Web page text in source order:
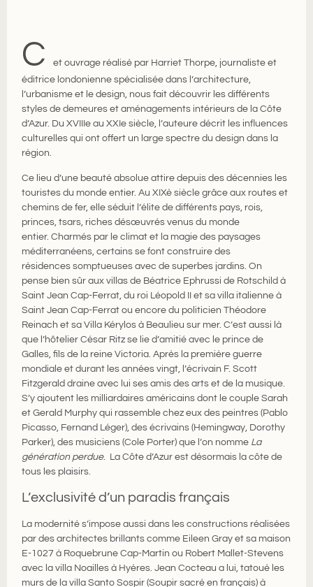
C
et ouvrage réalisé par Harriet Thorpe, journaliste et
éditrice londonienne spécialisée dans l’architecture,
l’urbanisme et le design, nous fait découvrir les différents
styles de demeures et aménagements intérieurs de la Côte
d’Azur. Du XVIIIe au XXIe siècle, l’auteure décrit les influences
culturelles qui ont offert un large spectre du design dans la
région.
Ce lieu d’une beauté absolue attire depuis des décennies les
touristes du monde entier. Au XIXè siècle grâce aux routes et
chemins de fer, elle séduit l’élite de différents pays, rois,
princes, tsars, riches désœuvrés venus du monde
entier. Charmés par le climat et la magie des paysages
méditerranéens, certains se font construire des
résidences somptueuses avec de superbes jardins. On
pense bien sûr aux villas de Béatrice Ephrussi de Rotschild à
Saint Jean Cap-Ferrat, du roi Léopold II et sa villa italienne à
Saint Jean Cap-Ferrat ou encore du politicien Théodore
Reinach et sa Villa Kérylos à Beaulieu sur mer. C’est aussi là
que l’hôtelier César Ritz se lie d’amitié avec le prince de
Galles, fils de la reine Victoria. Après la première guerre
mondiale et durant les années vingt, l’écrivain F. Scott
Fitzgerald draine avec lui ses amis des arts et de la musique.
S’y ajoutent les milliardaires américains dont le couple Sarah
et Gerald Murphy qui rassemble chez eux des peintres (Pablo
Picasso, Fernand Léger), des écrivains (Hemingway, Dorothy
Parker), des musiciens (Cole Porter) que l’on nomme La
génération perdue. La Côte d’Azur est désormais la côte de
tous les plaisirs.
L’exclusivité d’un paradis français
La modernité s’impose aussi dans les constructions réalisées
par des architectes brillants comme Eileen Gray et sa maison
E-1027 à Roquebrune Cap-Martin ou Robert Mallet-Stevens
avec la villa Noailles à Hyères. Jean Cocteau a lui, tatoué les
murs de la villa Santo Sospir (Soupir sacré en français) à